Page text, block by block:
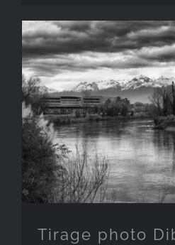
à
249€
Tirage photo